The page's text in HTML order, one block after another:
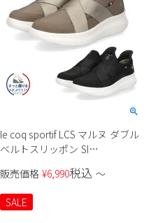
20 21
22
27 28
29
土
10 11
12
24 25
26
le coq sportif LCS マルヌ ダブル
ベルトスリッポン SI
販売価格 ¥6,990税込 〜
SALE